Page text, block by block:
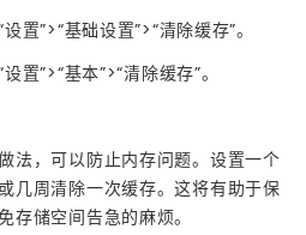
置”>“基础设置”>“清除缓存”。
置”>“基本”>“清除缓存”。
法，可以防止内存问题。设置一个
几周清除一次缓存。这将有助于保
存储空间告急的麻烦。